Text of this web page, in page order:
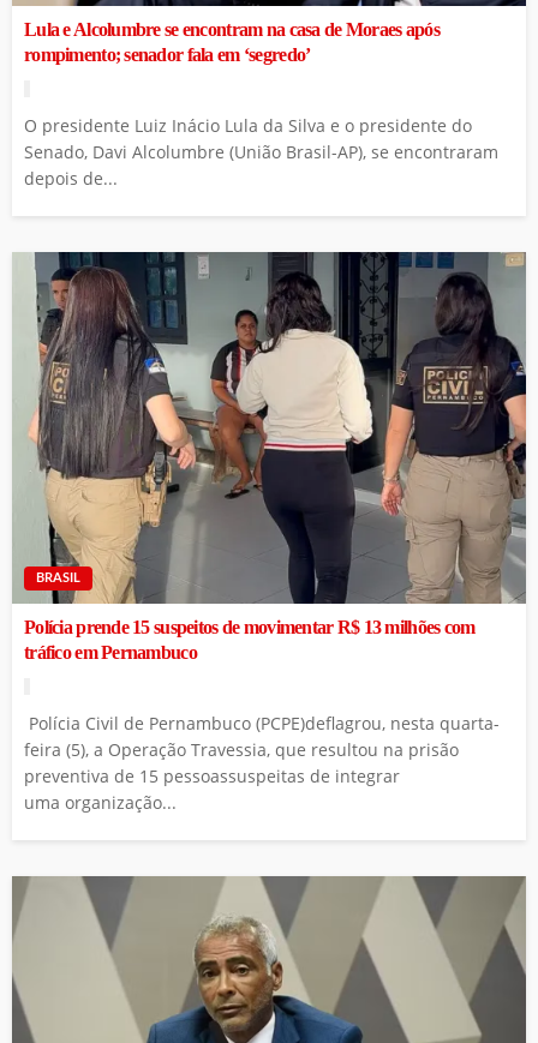
Lula e Alcolumbre se encontram na casa de Moraes após
rompimento; senador fala em ‘segredo’
O presidente Luiz Inácio Lula da Silva e o presidente do
Senado, Davi Alcolumbre (União Brasil-AP), se encontraram
depois de...
BRASIL
Polícia prende 15 suspeitos de movimentar R$ 13 milhões com
tráfico em Pernambuco
Polícia Civil de Pernambuco (PCPE)deflagrou, nesta quarta-
feira (5), a Operação Travessia, que resultou na prisão
preventiva de 15 pessoassuspeitas de integrar
uma organização...